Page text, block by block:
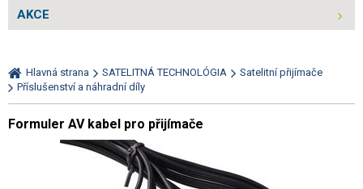
AKCE
Hlavná strana SATELITNÁ TECHNOLÓGIA
Satelitní přijímače
Příslušenství a náhradní díly
Formuler AV kabel pro přijímače